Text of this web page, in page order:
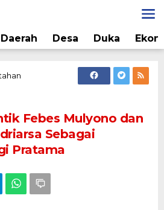
Daerah Desa Duka
Mulyono
dan
Tony
Indriarsa
Sebagai
Pimpinan
Febes Mulyono dan
Sebagai
Pratama